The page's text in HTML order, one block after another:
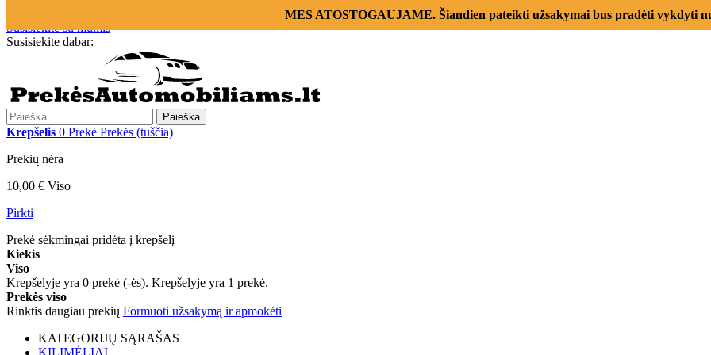
MES ATOSTOGAUJAME. Šiandien pateikti užsakymai bus pradėti vykdyti
Susisiekite su mumis
Susisiekite dabar:
Paieška
Krepšelis 0 Prekė Prekės (tuščia)
Prekių nėra
10,00 € Viso
Pirkti
Prekė sėkmingai pridėta į krepšelį
Kiekis
Viso
Krepšelyje yra 0 prekė (-ės). Krepšelyje yra 1 prekė.
Prekės viso
Rinktis daugiau prekių Formuoti užsakymą ir apmokėti
KATEGORIJŲ SĄRAŠAS
KILIMĖLIAI